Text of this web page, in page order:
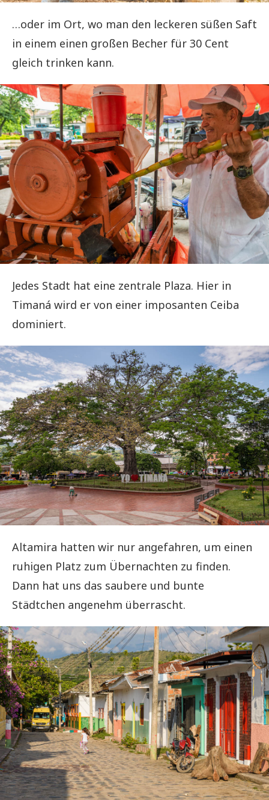
…oder im Ort, wo man den leckeren süßen Saft
in einem einen großen Becher für 30 Cent
gleich trinken kann.
Jedes Stadt hat eine zentrale Plaza. Hier in
Timaná wird er von einer imposanten Ceiba
dominiert.
Altamira hatten wir nur angefahren, um einen
ruhigen Platz zum Übernachten zu finden.
Dann hat uns das saubere und bunte
Städtchen angenehm überrascht.